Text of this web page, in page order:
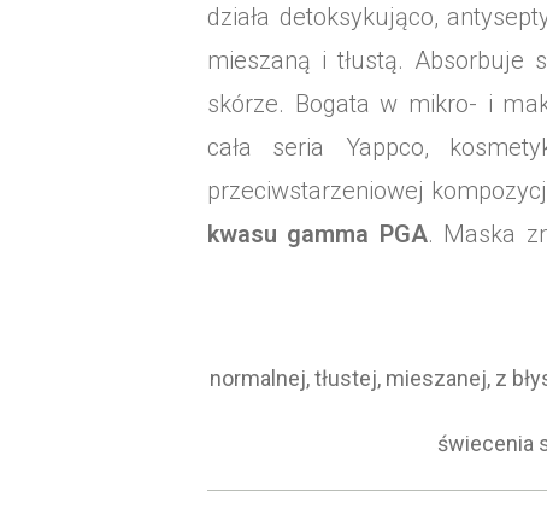
działa detoksykująco,
mieszaną i tłustą. Absorbuje
skórze. Bogata w mikro- i
cała seria Yappco,
przeciwstarzeniowej
kwasu gamma PGA. Maska
normalnej, tłustej, mieszanej, z